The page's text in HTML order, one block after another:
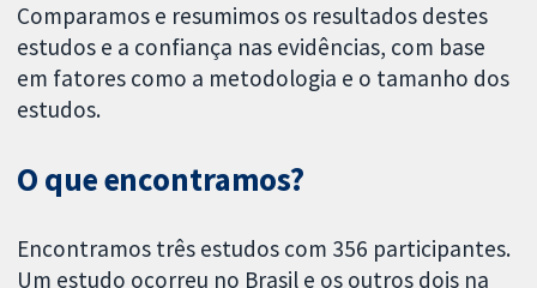
Comparamos e resumimos os resultados destes
estudos e a confiança nas evidências, com base
em fatores como a metodologia e o tamanho dos
estudos.
O que encontramos?
Encontramos três estudos com 356 participantes.
Um estudo ocorreu no Brasil e os outros dois na